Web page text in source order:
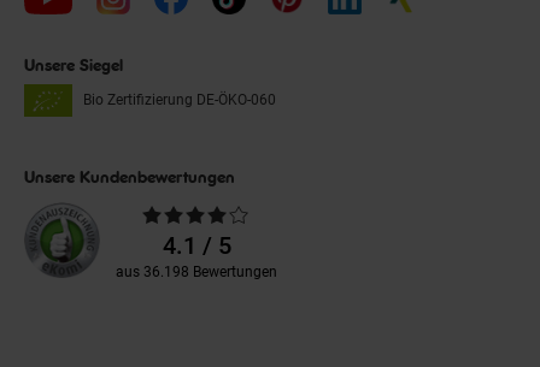
Unsere Siegel
Bio Zertifizierung DE-ÖKO-060
Unsere Kundenbewertungen
Durchschnittliche
Bewertungen4.1 / 5
aus 36.198 Bewertungen